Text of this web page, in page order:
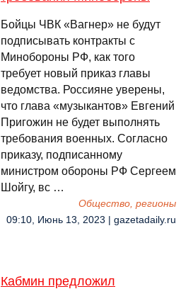
Бойцы ЧВК «Вагнер» не будут
подписывать контракты с
Минобороны РФ, как того
требует новый приказ главы
ведомства. Россияне уверены,
что глава «музыкантов» Евгений
Пригожин не будет выполнять
требования военных. Согласно
приказу, подписанному
министром обороны РФ Сергеем
Шойгу, вс …
Общество, регионы
09:10, Июнь 13, 2023 | gazetadaily.ru
Кабмин предложил